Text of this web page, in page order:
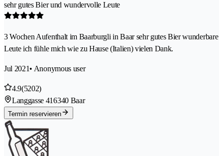
sehr gutes Bier und wundervolle Leute
3 Wochen Aufenthalt im Baarburgli in Baar sehr gutes Bier wunderbare
Leute ich fühle mich wie zu Hause (Italien) vielen Dank.
Jul 2021• Anonymous user
4.9(5202)
Langgasse 416340 Baar
Termin reservieren